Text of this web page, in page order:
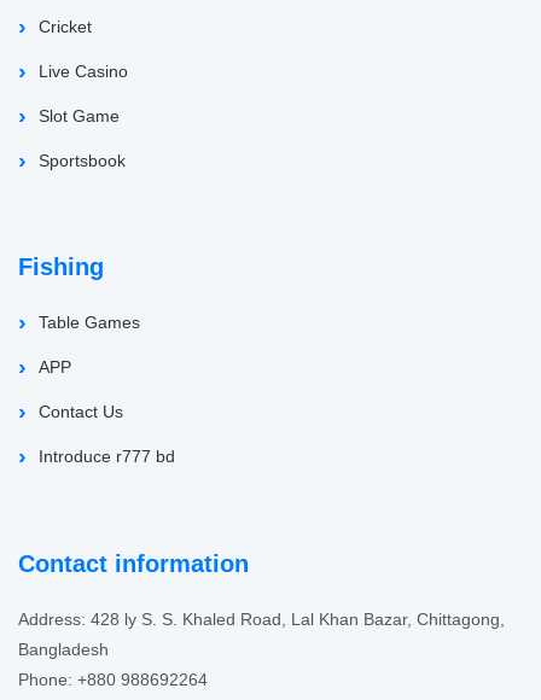
Cricket
Live Casino
Slot Game
Sportsbook
Fishing
Table Games
APP
Contact Us
Introduce r777 bd
Contact information
Address: 428 ly S. S. Khaled Road, Lal Khan Bazar, Chittagong,
Bangladesh
Phone: +880 988692264